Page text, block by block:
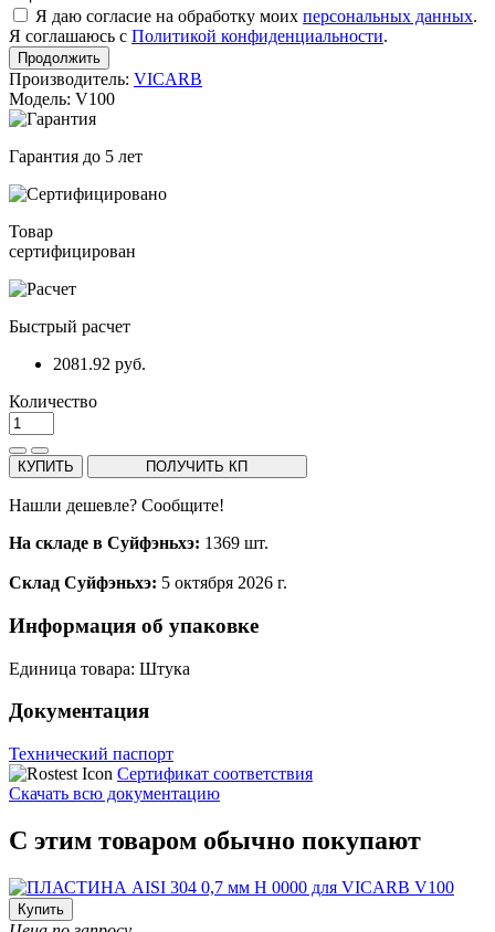
Я даю согласие на обработку моих персональных данных.
Я соглашаюсь с Политикой конфиденциальности.
Продолжить
Производитель: VICARB
Модель: V100
Гарантия до 5 лет
Товар
сертифицирован
Быстрый расчет
2081.92 руб.
Количество
КУПИТЬ ПОЛУЧИТЬ КП
Нашли дешевле? Сообщите!
На складе в Суйфэньхэ: 1369 шт.
Склад Суйфэньхэ: 5 октября 2026 г.
Информация об упаковке
Единица товара: Штука
Документация
Технический паспорт
Сертификат соответствия
Скачать всю документацию
С этим товаром обычно покупают
Купить